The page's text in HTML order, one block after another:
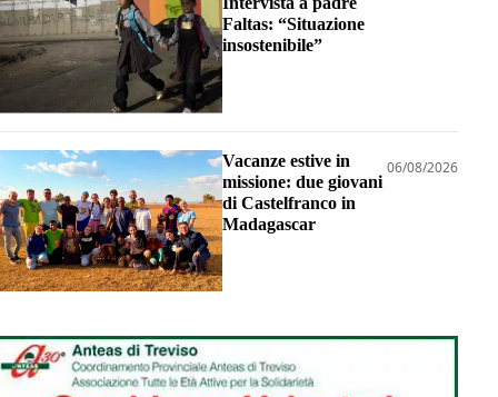
Faltas: “Situazione
insostenibile”
Vacanze estive in
missione: due giovani
di Castelfranco in
Madagascar
06/08/2026